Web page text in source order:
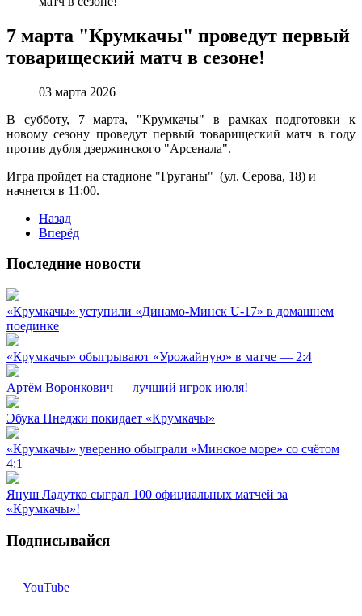
7 марта "Крумкачы" проведут первый
товарищеский матч в сезоне!
03 марта 2026
В субботу, 7 марта, "Крумкачы" в рамках подготовки к
новому сезону проведут первый товарищеский матч в году
против дубля дзержинского "Арсенала".
Игра пройдет на стадионе "Груганы" (ул. Серова, 18) и
начнется в 11:00.
Назад
Вперёд
Последние новости
«Крумкачы» уступили «Динамо-Минск U-17» в домашнем
поединке
«Крумкачы» обыгрывают «Урожайную» в матче — 2:4
Артём Воронкович — лучший игрок июля!
Эбука Ннеджи покидает «Крумкачы»
«Крумкачы» уверенно обыграли «Минское море» со счётом
4:1
Януш Ладутко сыграл 100 официальных матчей за
«Крумкачы»!
Подписывайся
YouTube